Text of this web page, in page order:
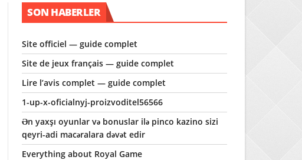
SON HABERLER
Site officiel — guide complet
Site de jeux français — guide complet
Lire l’avis complet — guide complet
1-up-x-oficialnyj-proizvoditel56566
Ən yaxşı oyunlar və bonuslar ilə pinco kazino sizi
qeyri-adi macəralara dəvət edir
Everything about Royal Game